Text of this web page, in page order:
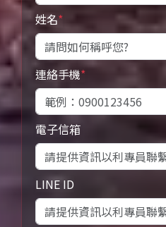
姓名*
連絡手機*
電子信箱
LINE ID